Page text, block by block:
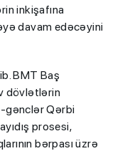
inkişafına
davam edəcəyini
BMT Baş
dövlətlərin
gənclər Qərbi
prosesi,
bərpası üzrə